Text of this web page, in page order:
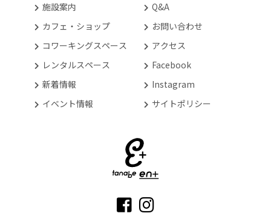
施設案内
カフェ・ショップ
コワーキングスペース
レンタルスペース
新着情報
イベント情報
Q&A
お問い合わせ
アクセス
Facebook
Instagram
サイトポリシー